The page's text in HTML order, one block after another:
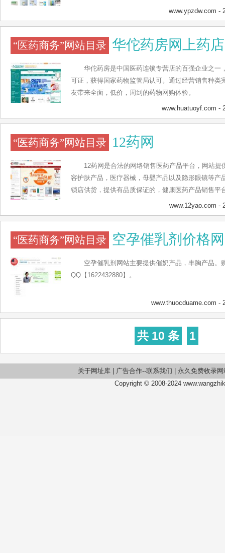
品，消毒用品，日用品，预包装食品等药品网上批
全，网上药店哪个好？就上全国最大的药品网-药品终
www.ypzdw.com -
“医药商务”网站目录 华佗药房网上药店
华佗药房是中国医药连锁专营店的百强企业之一
可证，获得国家药物监管局认可。通过经营销售种类
友带来全面，低价，周到的药物网购体验。
www.huatuoyf.com -
“医药商务”网站目录 12药网
12药网是合法的网络销售医药产品平台，网站
容护肤产品，医疗器械，母婴产品以及隐形眼镜等产
锁店供货，提供有品质保证的，健康医药产品销售平
www.12yao.com -
“医药商务”网站目录 空孕催乳剂价格网
空孕催乳剂网站主要提供催奶产品，丰胸产品。
QQ【1622432880】。
www.thuocduame.com -
共 10 条 1
关于网址库| 广告合作--联系我们
永久免费收录网
Copyright © 2008-2024